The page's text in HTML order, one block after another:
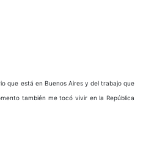
que está en Buenos Aires y del trabajo que
también me tocó vivir en la República